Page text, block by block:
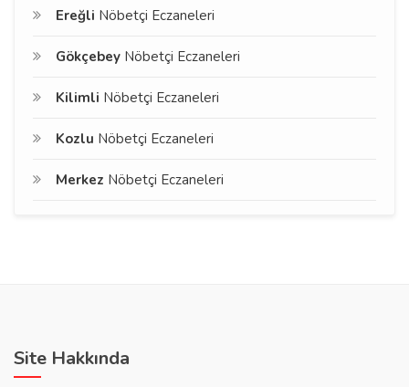
Ereğli Nöbetçi Eczaneleri
Gökçebey Nöbetçi Eczaneleri
Kilimli Nöbetçi Eczaneleri
Kozlu Nöbetçi Eczaneleri
Merkez Nöbetçi Eczaneleri
Site Hakkında